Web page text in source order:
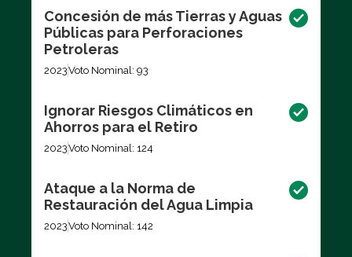
Concesión de más Tierras y Aguas
Públicas para Perforaciones
Petroleras
2023Voto Nominal: 93
Ignorar Riesgos Climáticos en
Ahorros para el Retiro
2023Voto Nominal: 124
Ataque a la Norma de
Restauración del Agua Limpia
2023Voto Nominal: 142